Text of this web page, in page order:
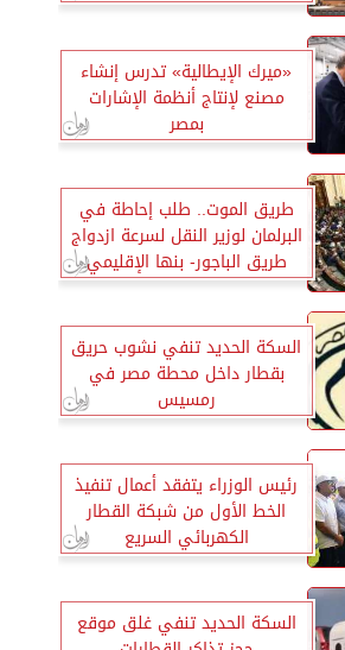
«ميرك الإيطالية» تدرس إنشاء
مصنع لإنتاج أنظمة الإشارات
بمصر
طريق الموت.. طلب إحاطة في
البرلمان لوزير النقل لسرعة ازدواج
طريق الباجور- بنها الإقليمي
السكة الحديد تنفي نشوب حريق
بقطار داخل محطة مصر في
رمسيس
رئيس الوزراء يتفقد أعمال تنفيذ
الخط الأول من شبكة القطار
الكهربائي السريع
السكة الحديد تنفي غلق موقع